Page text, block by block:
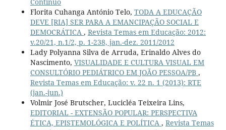
Florita Cuhanga António Telo, TODA A EDUCAÇÃO
DEVE [RIA] SER PARA A EMANCIPAÇÃO SOCIAL E
DEMOCRÁTICA , Revista Temas em Educação: 2012:
v.20/21, n.1/2, p. 1-238, jan.-dez. 2011/2012
Lady Polyanna Silva de Arruda, Erinaldo Alves do
Nascimento, VISUALIDADE E CULTURA VISUAL EM
CONSULTÓRIO PEDIÁTRICO EM JOÃO PESSOA/PB ,
Revista Temas em Educação: v. 22 n. 1 (2013): RTE
(jan.-jun.)
Volmir José Brutscher, Lucicléa Teixeira Lins,
EDITORIAL - EXTENSÃO POPULAR: PERSPECTIVA
ÉTICA, EPISTEMOLÓGICA E POLÍTICA , Revista Temas